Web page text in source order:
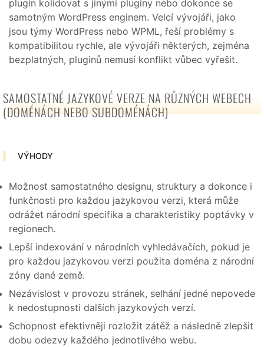
plugin kolidovat s jinými pluginy nebo dokonce se
samotným WordPress enginem. Velcí vývojáři, jako
jsou týmy WordPress nebo WPML, řeší problémy s
kompatibilitou rychle, ale vývojáři některých, zejména
bezplatných, pluginů nemusí konflikt vůbec vyřešit.
SAMOSTATNÉ JAZYKOVÉ VERZE NA RŮZNÝCH WEBECH
(DOMÉNÁCH NEBO SUBDOMÉNÁCH)
VÝHODY
Možnost samostatného designu, struktury a dokonce i
funkčnosti pro každou jazykovou verzi, která může
odrážet národní specifika a charakteristiky poptávky v
regionech.
Lepší indexování v národních vyhledávačích, pokud je
pro každou jazykovou verzi použita doména z národní
zóny dané země.
Nezávislost v provozu stránek, selhání jedné nepovede
k nedostupnosti dalších jazykových verzí.
Schopnost efektivněji rozložit zátěž a následně zlepšit
dobu odezvy každého jednotlivého webu.